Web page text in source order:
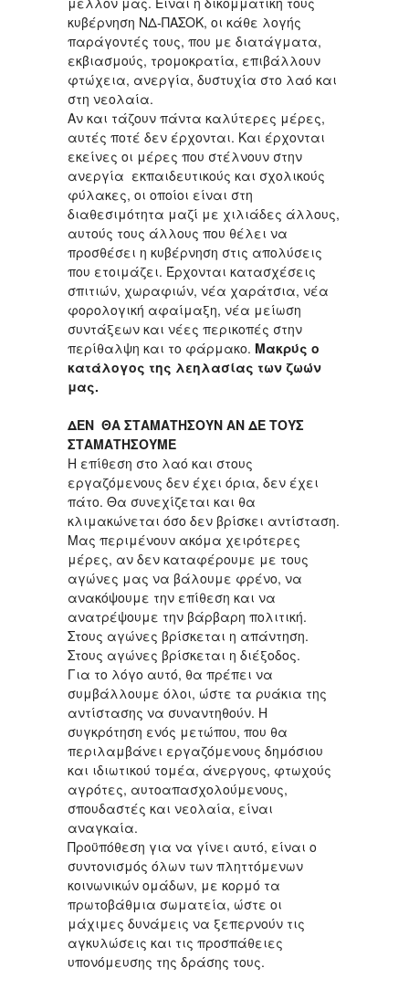
κυβέρνηση ΝΔ-ΠΑΣΟΚ, οι κάθε λογής
παράγοντές τους, που με διατάγματα,
εκβιασμούς, τρομοκρατία, επιβάλλουν
φτώχεια, ανεργία, δυστυχία στο λαό και
στη νεολαία.
Αν και τάζουν πάντα καλύτερες μέρες,
αυτές ποτέ δεν έρχονται. Και έρχονται
εκείνες οι μέρες που στέλνουν στην
ανεργία εκπαιδευτικούς και σχολικούς
φύλακες, οι οποίοι είναι στη
διαθεσιμότητα μαζί με χιλιάδες άλλους,
αυτούς τους άλλους που θέλει να
προσθέσει η κυβέρνηση στις απολύσεις
που ετοιμάζει. Έρχονται κατασχέσεις
σπιτιών, χωραφιών, νέα χαράτσια, νέα
φορολογική αφαίμαξη, νέα μείωση
συντάξεων και νέες περικοπές στην
περίθαλψη και το φάρμακο. Μακρύς ο
κατάλογος της λεηλασίας των ζωών
μας.
ΔΕΝ ΘΑ ΣΤΑΜΑΤΗΣΟΥΝ ΑΝ ΔΕ ΤΟΥΣ
ΣΤΑΜΑΤΗΣΟΥΜΕ
Η επίθεση στο λαό και στους
εργαζόμενους δεν έχει όρια, δεν έχει
πάτο. Θα συνεχίζεται και θα
κλιμακώνεται όσο δεν βρίσκει αντίσταση.
Μας περιμένουν ακόμα χειρότερες
μέρες, αν δεν καταφέρουμε με τους
αγώνες μας να βάλουμε φρένο, να
ανακόψουμε την επίθεση και να
ανατρέψουμε την βάρβαρη πολιτική.
Στους αγώνες βρίσκεται η απάντηση.
Στους αγώνες βρίσκεται η διέξοδος.
Για το λόγο αυτό, θα πρέπει να
συμβάλλουμε όλοι, ώστε τα ρυάκια της
αντίστασης να συναντηθούν. Η
συγκρότηση ενός μετώπου, που θα
περιλαμβάνει εργαζόμενους δημόσιου
και ιδιωτικού τομέα, άνεργους, φτωχούς
αγρότες, αυτοαπασχολούμενους,
σπουδαστές και νεολαία, είναι
αναγκαία.
Προϋπόθεση για να γίνει αυτό, είναι ο
συντονισμός όλων των πληττόμενων
κοινωνικών ομάδων, με κορμό τα
πρωτοβάθμια σωματεία, ώστε οι
μάχιμες δυνάμεις να ξεπερνούν τις
αγκυλώσεις και τις προσπάθειες
υπονόμευσης της δράσης τους.